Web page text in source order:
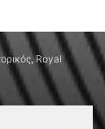
Royal